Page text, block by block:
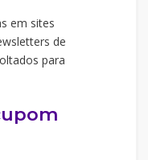
em sites
de
para